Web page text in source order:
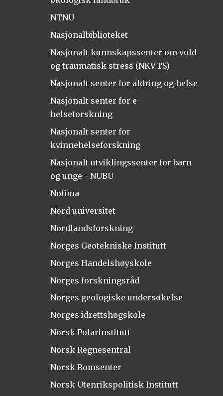
NTNU
Nasjonalbiblioteket
Nasjonalt kunnskapssenter om vold
og traumatisk stress (NKVTS)
Nasjonalt senter for aldring og helse
Nasjonalt senter for e-
helseforskning
Nasjonalt senter for
kvinnehelseforskning
Nasjonalt utviklingssenter for barn
og unge - NUBU
Nofima
Nord universitet
Nordlandsforskning
Norges Geotekniske Institutt
Norges Handelshøyskole
Norges forskningsråd
Norges geologiske undersøkelse
Norges idrettshøgskole
Norsk Polarinstitutt
Norsk Regnesentral
Norsk Romsenter
Norsk Utenrikspolitisk Institutt